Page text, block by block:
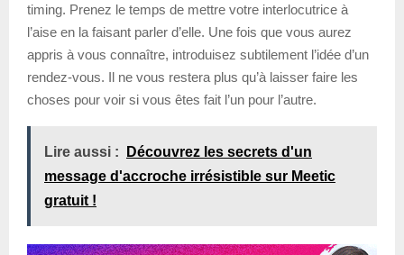
timing. Prenez le temps de mettre votre interlocutrice à
l’aise en la faisant parler d’elle. Une fois que vous aurez
appris à vous connaître, introduisez subtilement l’idée d’un
rendez-vous. Il ne vous restera plus qu’à laisser faire les
choses pour voir si vous êtes fait l’un pour l’autre.
Lire aussi :
Découvrez les secrets d'un
message d'accroche irrésistible sur Meetic
gratuit !